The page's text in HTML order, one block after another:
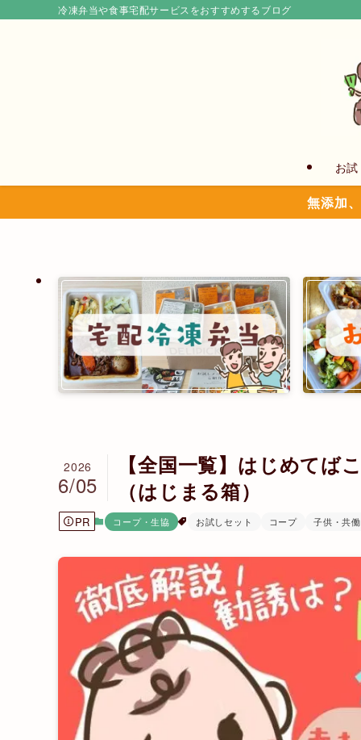
冷凍弁当や食事宅配サービスをおすすめするブログ
お
無添加
【全国一覧】はじめてば
（はじまる箱）
2026
6/05
PR コープ・生協 お試しセット コープ 子供・共